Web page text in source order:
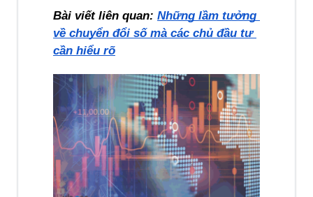
Bài viết liên quan: Những lầm tưởng
về chuyển đổi số mà các chủ đầu tư
cần hiểu rõ